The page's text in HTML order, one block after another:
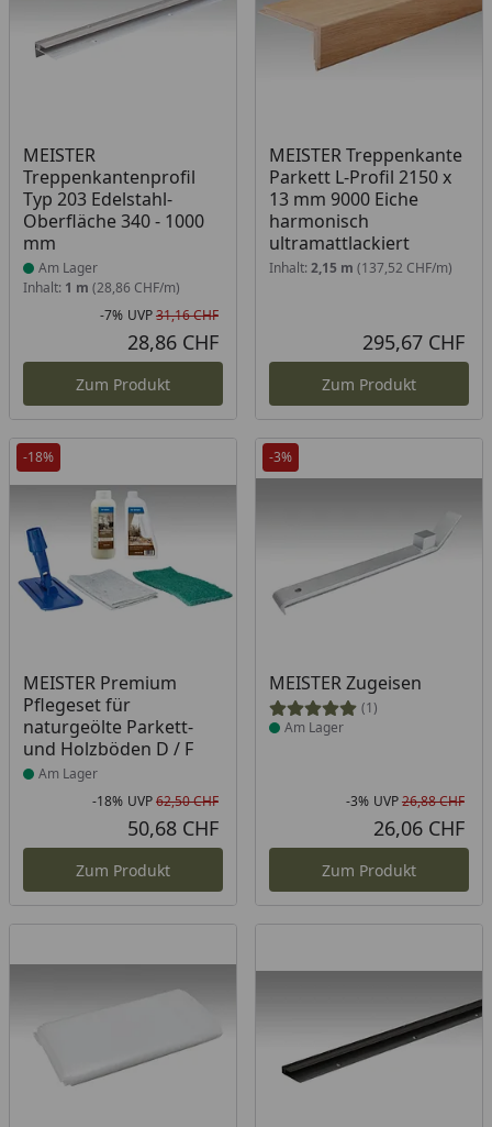
MEISTER
Treppenkantenprofil
Typ 203 Edelstahl-
Oberfläche 340 - 1000
mm
Produkt am Lager
Am Lager
Inhalt: 1 m (28,86 CHF/m)
Rabatt in Prozent
-7%
Ursprünglicher Preis
UVP31,16 CHF
28,86 CHF
Zum Produkt
MEISTER Treppenkante
Parkett L-Profil 2150 x
13 mm 9000 Eiche
harmonisch
ultramattlackiert
Inhalt: 2,15 m (137,52 CHF/m)
295,67 CHF
Zum Produkt
-18%
MEISTER Premium
Pflegeset für
naturgeölte Parkett-
und Holzböden D / F
Produkt am Lager
Am Lager
Rabatt in Prozent
-18%
Ursprünglicher Preis
UVP62,50 CHF
50,68 CHF
Zum Produkt
-3%
MEISTER Zugeisen
(1)
Produkt am Lager
Am Lager
-3% UVP26,88 CHF
26,06 CHF
Zum Produkt